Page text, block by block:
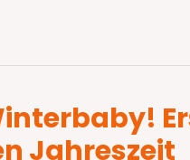
Jahreszeit